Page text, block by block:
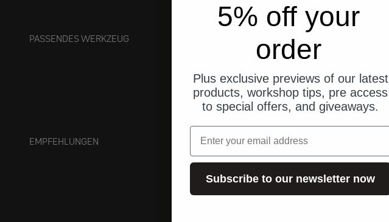
PASSENDES WERKZEUG
EMPFEHLUNGEN
5% off your
order
Plus exclusive previews of our latest
products, workshop tips, pre access
to special offers, and giveaways.
Email
Subscribe to our newsletter now